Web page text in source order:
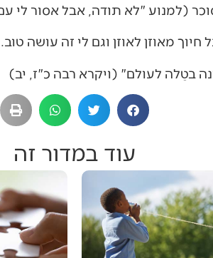
(למנוע "לא תודה, אבל אסור לי
מאוזן לאוזן וגם לי זה עושה טוב.
בטֵלה לעולם" (ויקרא רבה כ"ז, יב)
עוד במדור זה